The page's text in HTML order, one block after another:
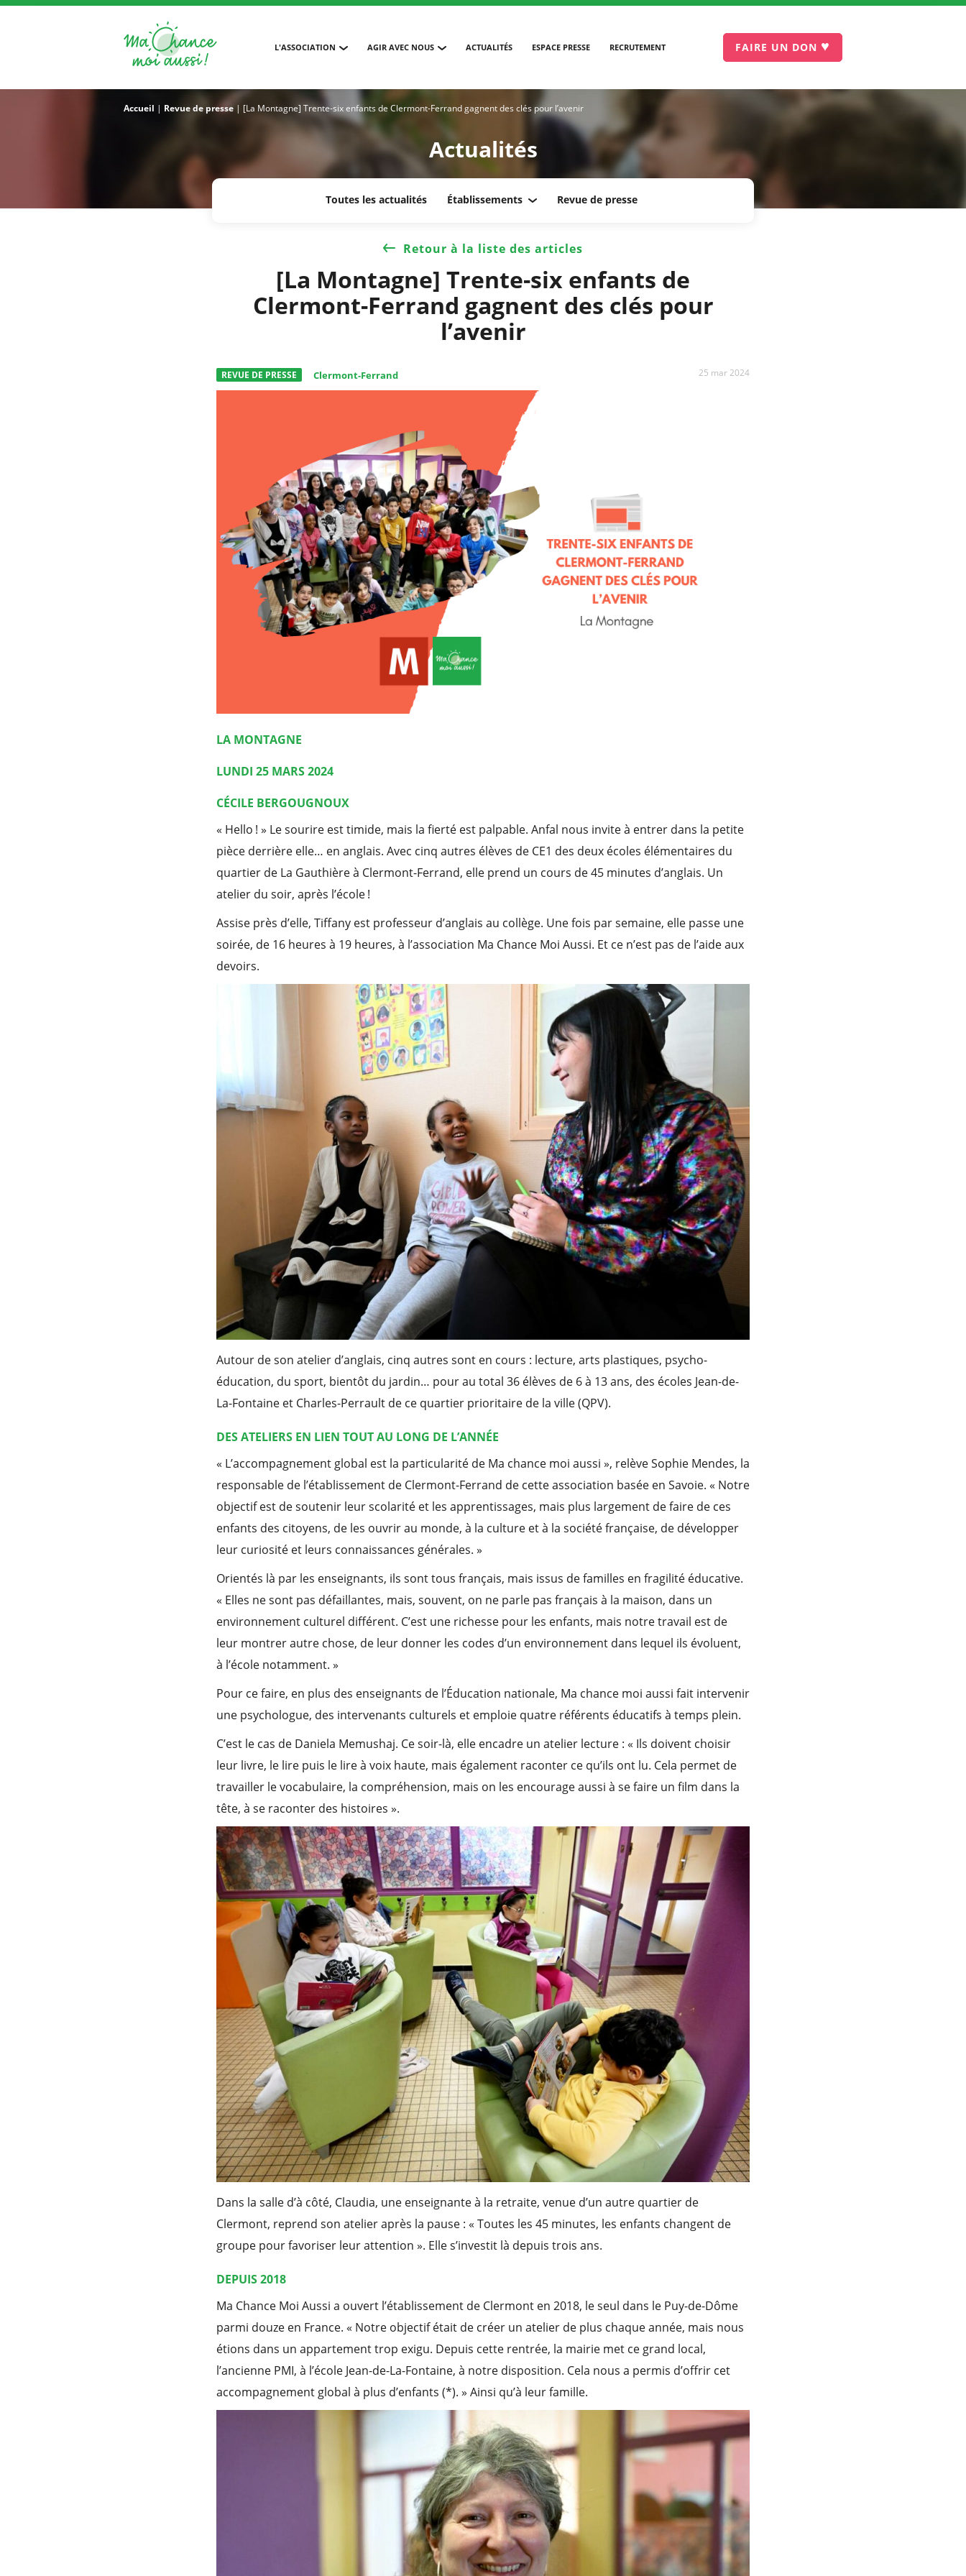
L'ASSOCIATION AGIR AVEC NOUS ACTUALITÉS ESPACE PRESSE RECRUTEMENT FAIRE UN DON ♥
Accueil | Revue de presse| [La Montagne] Trente-six enfants de Clermont-Ferrand gagnent des clés pour l’avenir
Actualités
Toutes les actualités Établissements Revue de presse
Retour à la liste des articles
[La Montagne] Trente-six enfants de
Clermont-Ferrand gagnent des clés pour
l’avenir
REVUE DE PRESSE Clermont-Ferrand 25 mar 2024
LA MONTAGNE
LUNDI 25 MARS 2024
CÉCILE BERGOUGNOUX
« Hello ! » Le sourire est timide, mais la fierté est palpable. Anfal nous invite à entrer dans la petite
pièce derrière elle… en anglais. Avec cinq autres élèves de CE1 des deux écoles élémentaires du
quartier de La Gauthière à Clermont-Ferrand, elle prend un cours de 45 minutes d’anglais. Un
atelier du soir, après l’école !
Assise près d’elle, Tiffany est professeur d’anglais au collège. Une fois par semaine, elle passe une
soirée, de 16 heures à 19 heures, à l’association Ma Chance Moi Aussi. Et ce n’est pas de l’aide aux
devoirs.
Autour de son atelier d’anglais, cinq autres sont en cours : lecture, arts plastiques, psycho-
éducation, du sport, bientôt du jardin… pour au total 36 élèves de 6 à 13 ans, des écoles Jean-de-
La-Fontaine et Charles-Perrault de ce quartier prioritaire de la ville (QPV).
DES ATELIERS EN LIEN TOUT AU LONG DE L’ANNÉE
« L’accompagnement global est la particularité de Ma chance moi aussi », relève Sophie Mendes, la
responsable de l’établissement de Clermont-Ferrand de cette association basée en Savoie. « Notre
objectif est de soutenir leur scolarité et les apprentissages, mais plus largement de faire de ces
enfants des citoyens, de les ouvrir au monde, à la culture et à la société française, de développer
leur curiosité et leurs connaissances générales. »
Orientés là par les enseignants, ils sont tous français, mais issus de familles en fragilité éducative.
« Elles ne sont pas défaillantes, mais, souvent, on ne parle pas français à la maison, dans un
environnement culturel différent. C’est une richesse pour les enfants, mais notre travail est de
leur montrer autre chose, de leur donner les codes d’un environnement dans lequel ils évoluent,
à l’école notamment. »
Pour ce faire, en plus des enseignants de l’Éducation nationale, Ma chance moi aussi fait intervenir
une psychologue, des intervenants culturels et emploie quatre référents éducatifs à temps plein.
C’est le cas de Daniela Memushaj. Ce soir-là, elle encadre un atelier lecture : « Ils doivent choisir
leur livre, le lire puis le lire à voix haute, mais également raconter ce qu’ils ont lu. Cela permet de
travailler le vocabulaire, la compréhension, mais on les encourage aussi à se faire un film dans la
tête, à se raconter des histoires ».
Dans la salle d’à côté, Claudia, une enseignante à la retraite, venue d’un autre quartier de
Clermont, reprend son atelier après la pause : « Toutes les 45 minutes, les enfants changent de
groupe pour favoriser leur attention ». Elle s’investit là depuis trois ans.
DEPUIS 2018
Ma Chance Moi Aussi a ouvert l’établissement de Clermont en 2018, le seul dans le Puy-de-Dôme
parmi douze en France. « Notre objectif était de créer un atelier de plus chaque année, mais nous
étions dans un appartement trop exigu. Depuis cette rentrée, la mairie met ce grand local,
l’ancienne PMI, à l’école Jean-de-La-Fontaine, à notre disposition. Cela nous a permis d’offrir cet
accompagnement global à plus d’enfants (*). » Ainsi qu’à leur famille.